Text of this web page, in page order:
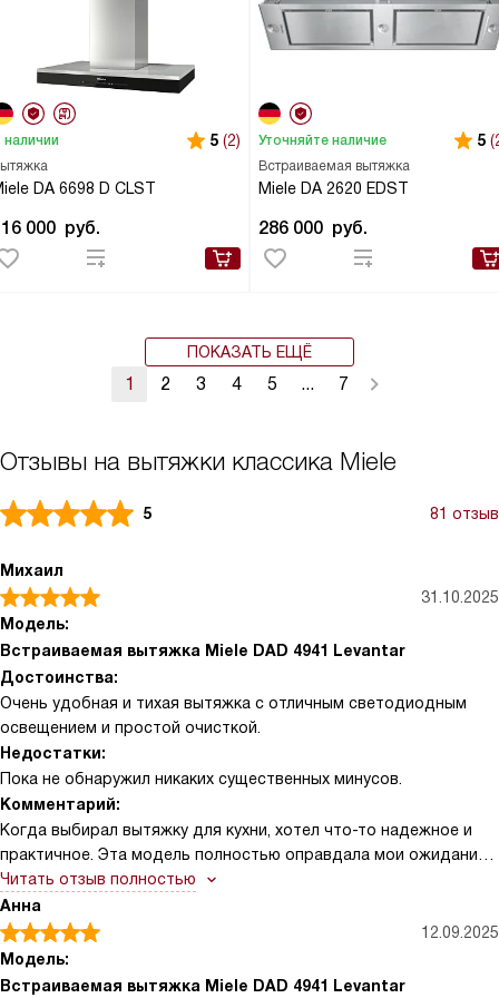
DA 6698 D CLST
наличии 5 (2)
000 руб.
Встраиваемая вытяжка
Miele DA 2620 EDST
Уточняйте наличие 5
286 000 руб.
ПОКАЗАТЬ ЕЩЁ
1 2 3 4 5 ... 7
Отзывы на вытяжки классика Miele
5 81 отзыв
Михаил
31.10.2025
Модель:
Встраиваемая вытяжка Miele DAD 4941 Levantar
Достоинства:
Очень удобная и тихая вытяжка с отличным светодиодным
освещением и простой очисткой.
Недостатки:
Пока не обнаружил никаких существенных минусов.
Комментарий:
Когда выбирал вытяжку для кухни, хотел что-то надежное и
практичное. Эта модель полностью оправдала мои ожидания!
Особенно понравился режим рециркуляции — он отлично
справляется с запахами, даже если нет возможности вывести
воздух наружу. Удобные сенсорные кнопки с подсветкой
делают управление простым и приятным, даже когда руки
заняты или слегка влажные. Внутренняя часть с покрытием
Читать отзыв полностью
Анна
12.09.2025
Модель:
Встраиваемая вытяжка Miele DAD 4941 Levantar